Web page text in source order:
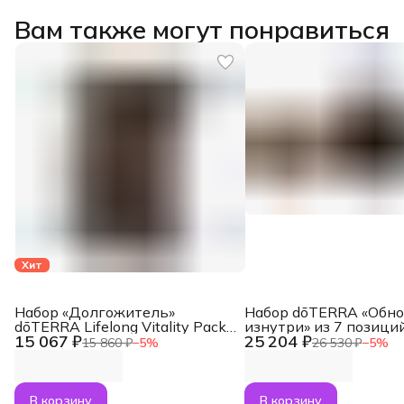
Вам также могут понравиться
Хит
15 067 ₽15 860 ₽−5%
Набор «Долгожитель»
dōTERRA Lifelong Vitality Pack,
3x120 капсул
25 204 ₽26 530 ₽−5%
Набор dōTERRA
изнутри» из 7